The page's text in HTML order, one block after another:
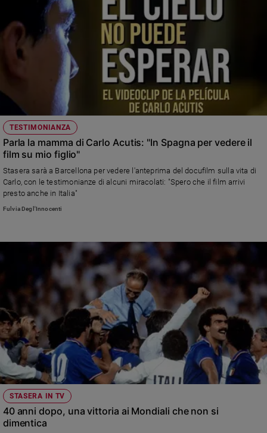
TESTIMONIANZA
Parla la mamma di Carlo Acutis: "In Spagna per vedere il
film su mio figlio"
Stasera sarà a Barcellona per vedere l'anteprima del docufilm sulla vita di
Carlo, con le testimonianze di alcuni miracolati: "Spero che il film arrivi
presto anche in Italia"
Fulvia Degl'Innocenti
STASERA IN TV
40 anni dopo, una vittoria ai Mondiali che non si
dimentica